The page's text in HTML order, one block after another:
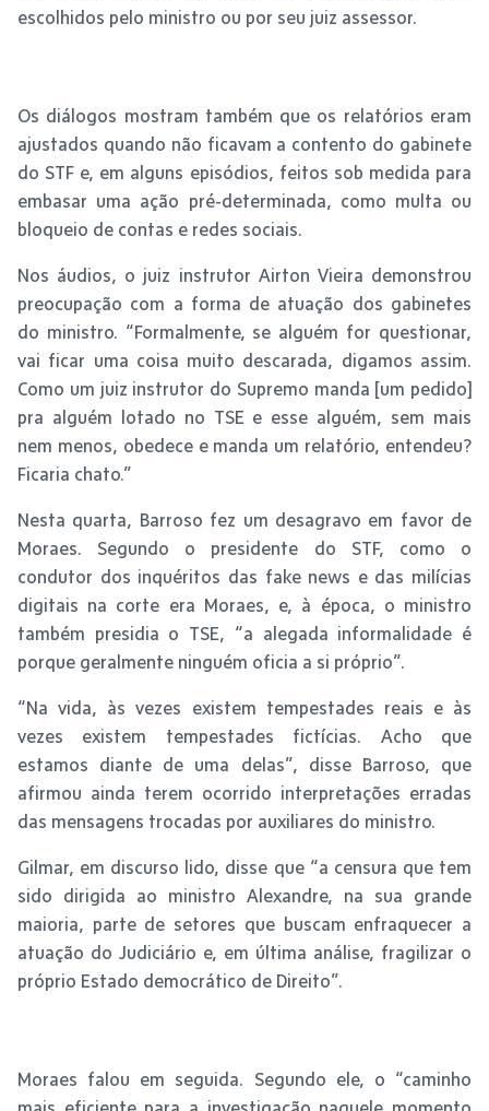
escolhidos pelo ministro ou por seu juiz assessor.
Os diálogos mostram também que os relatórios eram
ajustados quando não ficavam a contento do gabinete
do STF e, em alguns episódios, feitos sob medida para
embasar uma ação pré-determinada, como multa ou
bloqueio de contas e redes sociais.
Nos áudios, o juiz instrutor Airton Vieira demonstrou
preocupação com a forma de atuação dos gabinetes
do ministro. “Formalmente, se alguém for questionar,
vai ficar uma coisa muito descarada, digamos assim.
Como um juiz instrutor do Supremo manda [um pedido]
pra alguém lotado no TSE e esse alguém, sem mais
nem menos, obedece e manda um relatório, entendeu?
Ficaria chato.”
Nesta quarta, Barroso fez um desagravo em favor de
Moraes. Segundo o presidente do STF, como o
condutor dos inquéritos das fake news e das milícias
digitais na corte era Moraes, e, à época, o ministro
também presidia o TSE, “a alegada informalidade é
porque geralmente ninguém oficia a si próprio”.
“Na vida, às vezes existem tempestades reais e às
vezes existem tempestades fictícias. Acho que
estamos diante de uma delas”, disse Barroso, que
afirmou ainda terem ocorrido interpretações erradas
das mensagens trocadas por auxiliares do ministro.
Gilmar, em discurso lido, disse que “a censura que tem
sido dirigida ao ministro Alexandre, na sua grande
maioria, parte de setores que buscam enfraquecer a
atuação do Judiciário e, em última análise, fragilizar o
próprio Estado democrático de Direito”.
Moraes falou em seguida. Segundo ele, o “caminho